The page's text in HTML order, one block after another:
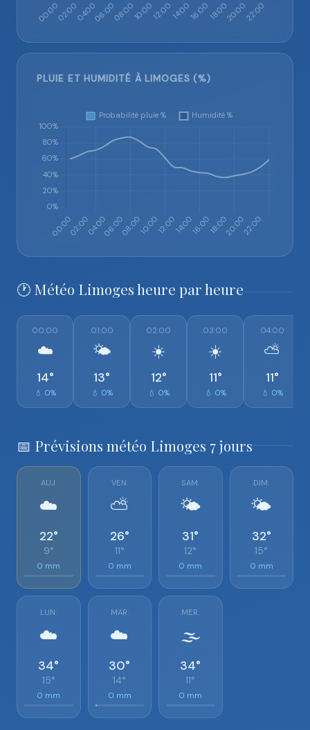
PLUIE ET HUMIDITÉ À LIMOGES (%)
🕐 Météo Limoges heure par heure
00:00
☁️
14°
💧 0%
01:00
🌤️
13°
💧 0%
02:00
☀️
12°
💧 0%
03:00
☀️
11°
💧 0%
04:00
⛅
11°
💧 0%
📅 Prévisions météo Limoges 7 jours
AUJ.
☁️
22°
9°
0 mm
VEN.
⛅
26°
11°
0 mm
SAM.
🌤️
31°
12°
0 mm
DIM.
🌤️
32°
15°
0 mm
LUN.
☁️
34°
15°
0 mm
MAR.
☁️
30°
14°
0 mm
MER.
🌫️
34°
11°
0 mm